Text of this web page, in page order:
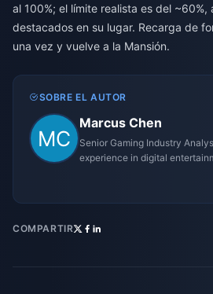
al 100%; el límite realista es del ~60%,
destacados en su lugar. Recarga de
una vez y vuelve a la Mansión.
SOBRE EL AUTOR
Marcus Chen
Senior Gaming Industry
experience in digital
COMPARTIR